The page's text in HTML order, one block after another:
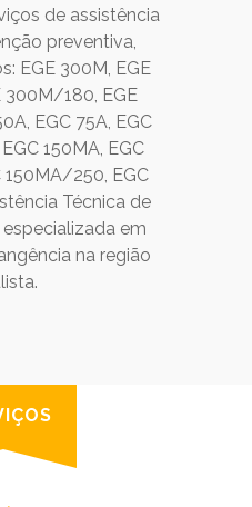
de assistência
preventiva,
EGE 300M, EGE
300M/180, EGE
EGC 75A, EGC
150MA, EGC
250, EGC
Técnica de
em
na região